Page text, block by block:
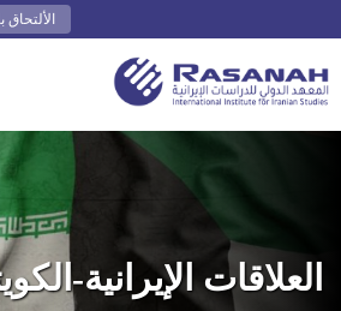
الألتحاق
العلاقات الإيرانية-